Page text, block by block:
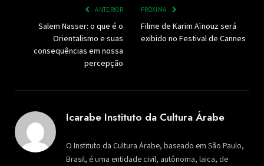
ANTERIOR
Salem Nasser: o que é o
Orientalismo e suas
consequências em nossa
percepção
PRÓXIMA
Filme de Karim Aïnouz será
exibido no Festival de Cannes
Icarabe Instituto da Cultura Árabe
O Instituto da Cultura Árabe, baseado em São Paulo,
Brasil, é uma entidade civil, autônoma, laica, de